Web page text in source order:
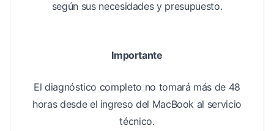
según sus necesidades y presupuesto.
Importante
El diagnóstico completo no tomará más de 48
horas desde el ingreso del MacBook al servicio
técnico.